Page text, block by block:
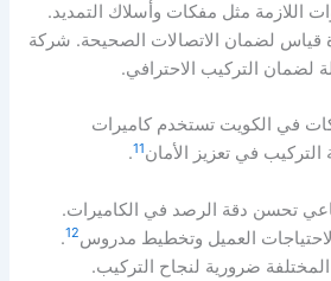
اللازمة مثل مفكات وأسلاك التمديد.
قياس لضمان الاتصالات الصحيحة. شركة
التركيب الاحترافي.
في الكويت تستخدم كاميرات
التركيب في تعزيز الأمان11
.
تحسن دقة الرصد في الكاميرات.
العميل وتخطيط مدروس12
.
ضرورية لنجاح التركيب.